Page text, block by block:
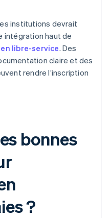
institutions devrait
intégration haut de
libre-service. Des
claire et des
rendre l’inscription
bonnes
?